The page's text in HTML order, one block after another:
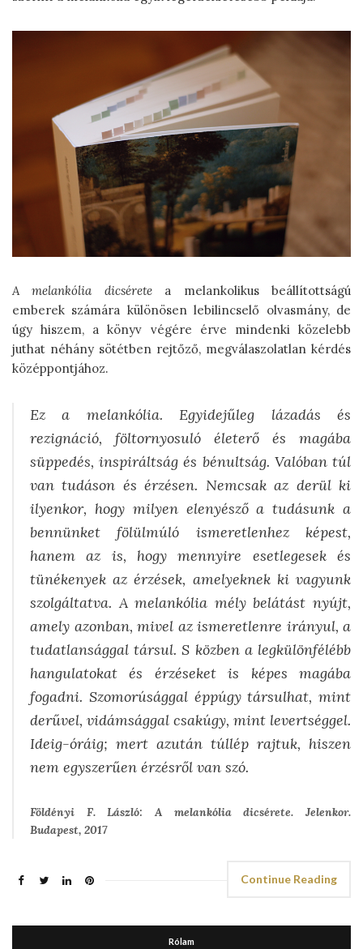
A melankólia dicséretea melankolikus beállítottságú
emberek számára különösen lebilincselő olvasmány, de
úgy hiszem, a könyv végére érve mindenki közelebb
juthat néhány sötétben rejtőző, megválaszolatlan kérdés
középpontjához.
Ez a melankólia. Egyidejűleg lázadás és
rezignáció, föltornyosuló életerő és magába
süppedés, inspiráltság és bénultság. Valóban túl
van tudáson és érzésen. Nemcsak az derül ki
ilyenkor, hogy milyen elenyésző a tudásunk a
bennünket fölülmúló ismeretlenhez képest,
hanem az is, hogy mennyire esetlegesek és
tünékenyek az érzések, amelyeknek ki vagyunk
szolgáltatva. A melankólia mély belátást nyújt,
amely azonban, mivel az ismeretlenre irányul, a
tudatlansággal társul. S közben a legkülönfélébb
hangulatokat és érzéseket is képes magába
fogadni. Szomorúsággal éppúgy társulhat, mint
derűvel, vidámsággal csakúgy, mint levertséggel.
Ideig-óráig; mert azután túllép rajtuk, hiszen
nem egyszerűen érzésről van szó.
Földényi F. László: A melankólia dicsérete. Jelenkor.
Budapest, 2017
Continue Reading
Rólam